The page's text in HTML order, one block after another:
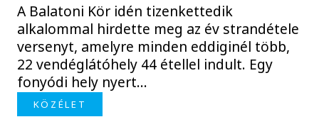
A Balatoni Kör idén tizenkettedik
alkalommal hirdette meg az év strandétele
versenyt, amelyre minden eddiginél több,
22 vendéglátóhely 44 étellel indult. Egy
fonyódi hely nyert...
KÖZÉLET